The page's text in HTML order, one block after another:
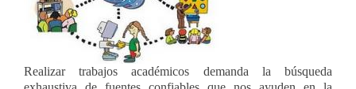
Realizar trabajos académicos demanda la búsqueda